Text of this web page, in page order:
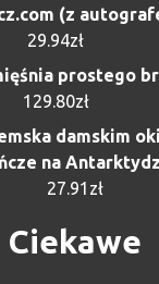
(z
29.94zł
prostego
129.80zł
damskim
na
27.91 zł
Ciekawe